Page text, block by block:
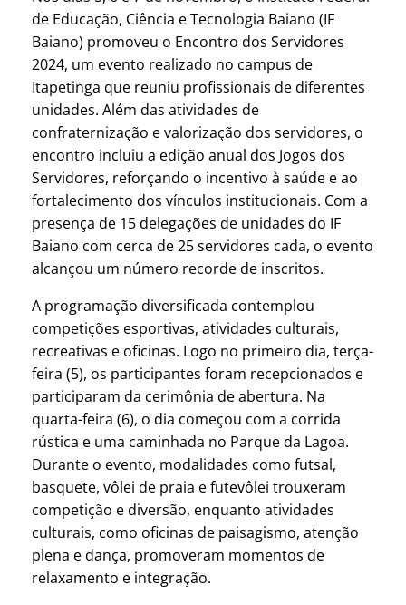
de Educação, Ciência e Tecnologia Baiano (IF
Baiano) promoveu o Encontro dos Servidores
2024, um evento realizado no campus de
Itapetinga que reuniu profissionais de diferentes
unidades. Além das atividades de
confraternização e valorização dos servidores, o
encontro incluiu a edição anual dos Jogos dos
Servidores, reforçando o incentivo à saúde e ao
fortalecimento dos vínculos institucionais. Com a
presença de 15 delegações de unidades do IF
Baiano com cerca de 25 servidores cada, o evento
alcançou um número recorde de inscritos.
A programação diversificada contemplou
competições esportivas, atividades culturais,
recreativas e oficinas. Logo no primeiro dia, terça-
feira (5), os participantes foram recepcionados e
participaram da cerimônia de abertura. Na
quarta-feira (6), o dia começou com a corrida
rústica e uma caminhada no Parque da Lagoa.
Durante o evento, modalidades como futsal,
basquete, vôlei de praia e futevôlei trouxeram
competição e diversão, enquanto atividades
culturais, como oficinas de paisagismo, atenção
plena e dança, promoveram momentos de
relaxamento e integração.